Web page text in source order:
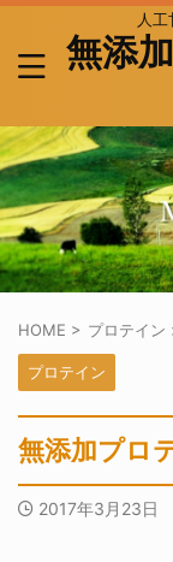
人
無添
HOME > プロテイン
プロテイン
無添加プロ
2017年3月23日